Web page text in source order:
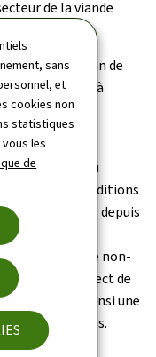
sans
et
cookies non
statistiques
les
de
de la viande
est l'introduction de
pilier visant à
climat et de
est soumis au
et de conditions
et complétées depuis
sociale et
en cas de non-
couplé au respect de
assurant ainsi une
sociales.